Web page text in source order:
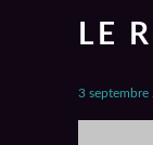
LE
3 septembre